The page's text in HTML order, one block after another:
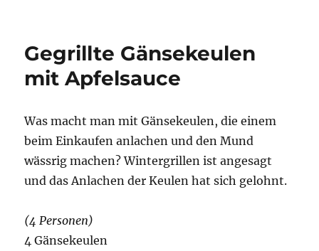
Füllung
Kalmar-
Gegrillte Gänsekeulen
mit Apfelsauce
Was macht man mit Gänsekeulen, die einem
beim Einkaufen anlachen und den Mund
wässrig machen? Wintergrillen ist angesagt
und das Anlachen der Keulen hat sich gelohnt.
(4 Personen)
4 Gänsekeulen